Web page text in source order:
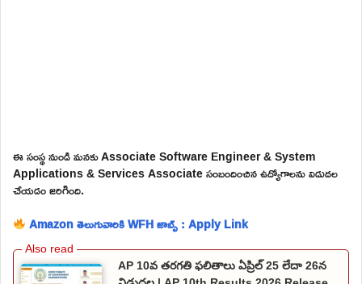
ఈ సంస్థ నుండి మనకు Associate Software Engineer & System
Applications & Services Associate సంబందించిన ఉద్యోగాలను విడుదల
చేయడం జరిగింది.
Amazon తెలుగువారికి WFH జాబ్స్ : Apply Link
AP 10వ తరగతి ఫలితాలు ఏప్రిల్ 25 లేదా 26న